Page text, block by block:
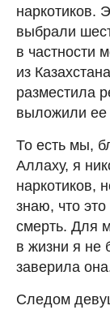
наркотиков.
выбрали
в частности
из
разместила
выложили ее
То есть мы,
Аллаху, я
наркотиков,
знаю, что
смерть. Для
в жизни я не
заверила
Следом